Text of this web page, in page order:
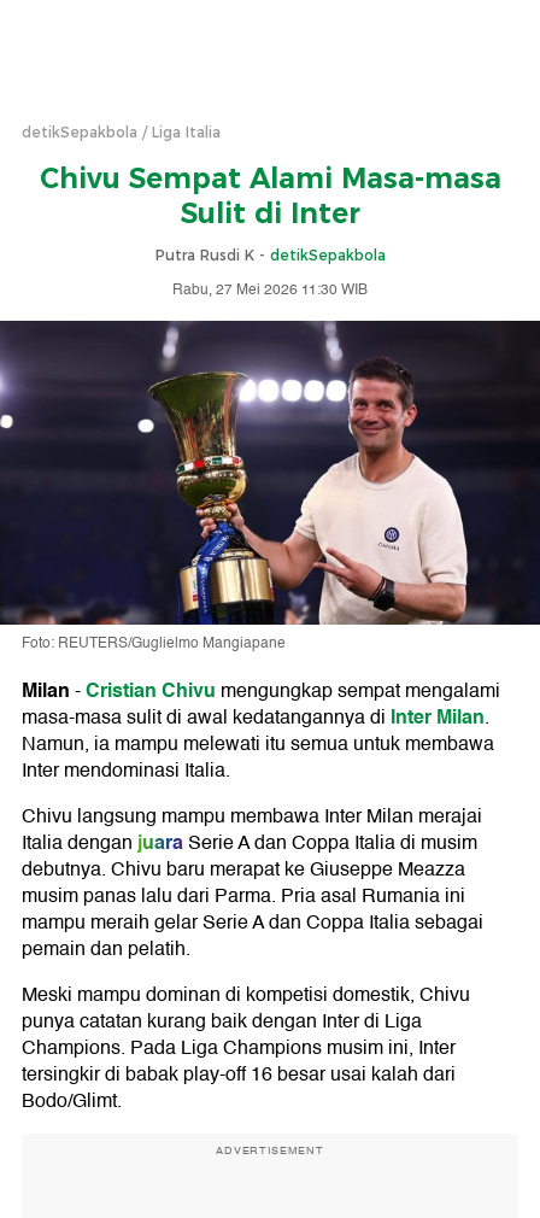
detikSepakbola Liga Italia
Chivu Sempat Alami Masa-masa
Sulit di Inter
Putra Rusdi K - detikSepakbola
Rabu, 27 Mei 2026 11:30 WIB
Foto: REUTERS/Guglielmo Mangiapane
Milan-Cristian Chivu mengungkap sempat mengalami
masa-masa sulit di awal kedatangannya di Inter Milan.
Namun, ia mampu melewati itu semua untuk membawa
Inter mendominasi Italia.
Chivu langsung mampu membawa Inter Milan merajai
Italia denganjuaraSerie A dan Coppa Italia di musim
debutnya. Chivu baru merapat ke Giuseppe Meazza
musim panas lalu dari Parma. Pria asal Rumania ini
mampu meraih gelar Serie A dan Coppa Italia sebagai
pemain dan pelatih.
Meski mampu dominan di kompetisi domestik, Chivu
punya catatan kurang baik dengan Inter di Liga
Champions. Pada Liga Champions musim ini, Inter
tersingkir di babak play-off 16 besar usai kalah dari
Bodo/Glimt.
ADVERTISEMENT